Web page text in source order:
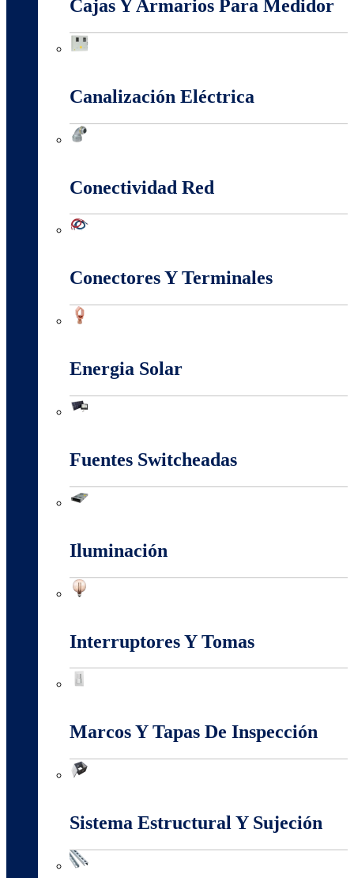
Cajas Y Armarios Para Medidor
Canalización Eléctrica
Conectividad Red
Conectores Y Terminales
Energia Solar
Fuentes Switcheadas
Iluminación
Interruptores Y Tomas
Marcos Y Tapas De Inspección
Sistema Estructural Y Sujeción